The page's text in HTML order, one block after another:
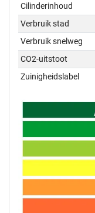
Cilinderinhoud
Verbruik stad
Verbruik snelweg
CO2-uitstoot
Zuinigheidslabel